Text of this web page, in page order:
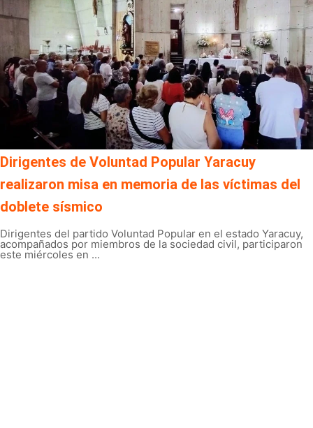
Dirigentes de Voluntad Popular Yaracuy
realizaron misa en memoria de las víctimas del
doblete sísmico
Dirigentes del partido Voluntad Popular en el estado Yaracuy,
acompañados por miembros de la sociedad civil, participaron
este miércoles en ...